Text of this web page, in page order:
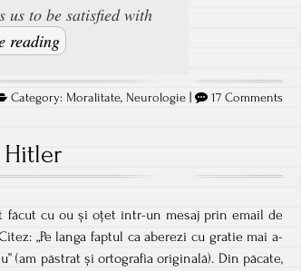
us to be satisfied with
reading
Category: Moralitate, Neurologie | 17 Commentson
Hitler
făcut cu ou și oțet într-un mesaj prin email de
„Pe langa faptul ca aberezi cu gratie mai a-
(am păstrat și ortografia originală). Din păcate,